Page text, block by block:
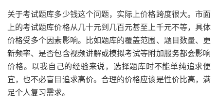
关于考试题库多少钱这个问题，实际上价格跨度很大。市面
上的考试题库价格从几十元到几百元甚至上千元不等，具体
价格受多个因素影响。比如题库的覆盖范围、题目数量、更
新频率、是否包含视频讲解或模拟考试等附加服务都会影响
价格。以我自己的经验来说，选择题库时不能单纯追求便
宜，也不必盲目追求高价。合理的价格应该是性价比高，满
足个人复习需求。